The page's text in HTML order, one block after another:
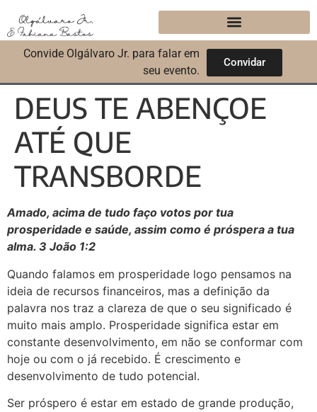
Convide Olgálvaro Jr. para falar em
seu evento.
Convidar
DEUS TE ABENÇOE
ATÉ QUE
TRANSBORDE
Amado, acima de tudo faço votos por tua
prosperidade e saúde, assim como é próspera a tua
alma. 3 João 1:2
Quando falamos em prosperidade logo pensamos na
ideia de recursos financeiros, mas a definição da
palavra nos traz a clareza de que o seu significado é
muito mais amplo. Prosperidade significa estar em
constante desenvolvimento, em não se conformar com
hoje ou com o já recebido. É crescimento e
desenvolvimento de tudo potencial.
Ser próspero é estar em estado de grande produção,